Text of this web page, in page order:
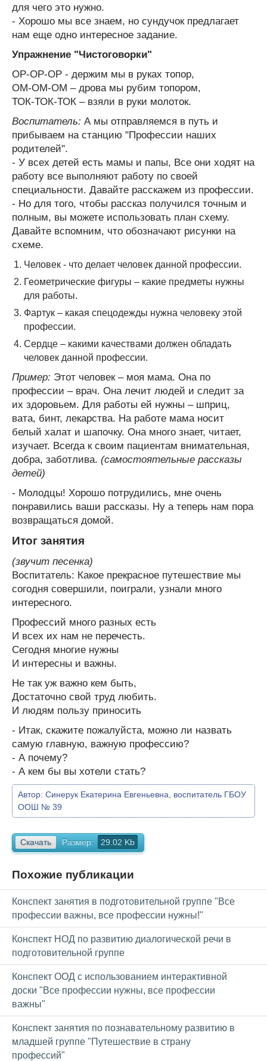
для чего это нужно.
- Хорошо мы все знаем, но сундучок предлагает
нам еще одно интересное задание.
Упражнение "Чистоговорки"
ОР-ОР-ОР - держим мы в руках топор,
ОМ-ОМ-ОМ – дрова мы рубим топором,
ТОК-ТОК-ТОК – взяли в руки молоток.
Воспитатель: А мы отправляемся в путь и
прибываем на станцию "Профессии наших
родителей".
- У всех детей есть мамы и папы, Все они ходят на
работу все выполняют работу по своей
специальности. Давайте расскажем из профессии.
- Но для того, чтобы рассказ получился точным и
полным, вы можете использовать план схему.
Давайте вспомним, что обозначают рисунки на
схеме.
Человек - что делает человек данной профессии.
Геометрические фигуры – какие предметы нужны
для работы.
Фартук – какая спецодежды нужна человеку этой
профессии.
Сердце – какими качествами должен обладать
человек данной профессии.
Пример: Этот человек – моя мама. Она по
профессии – врач. Она лечит людей и следит за
их здоровьем. Для работы ей нужны – шприц,
вата, бинт, лекарства. На работе мама носит
белый халат и шапочку. Она много знает, читает,
изучает. Всегда к своим пациентам внимательная,
добра, заботлива. (самостоятельные рассказы
детей)
- Молодцы! Хорошо потрудились, мне очень
понравились ваши рассказы. Ну а теперь нам пора
возвращаться домой.
Итог занятия
(звучит песенка)
Воспитатель: Какое прекрасное путешествие мы
согодня совершили, поиграли, узнали много
интересного.
Профессий много разных есть
И всех их нам не перечесть.
Сегодня многие нужны
И интересны и важны.
Не так уж важно кем быть,
Достаточно свой труд любить.
И людям пользу приносить
- Итак, скажите пожалуйста, можно ли назвать
самую главную, важную профессию?
- А почему?
- А кем бы вы хотели стать?
Автор: Синерук Екатерина Евгеньевна, воспитатель ГБОУ
ООШ № 39
Скачать Размер: 29.02 Kb
Похожие публикации
Конспект занятия в подготовительной группе "Все
профессии важны, все профессии нужны!"
Конспект НОД по развитию диалогической речи в
подготовительной группе
Конспект ООД с использованием интерактивной
доски "Все профессии нужны, все профессии
важны"
Конспект занятия по познавательному развитию в
младшей группе "Путешествие в страну
профессий"